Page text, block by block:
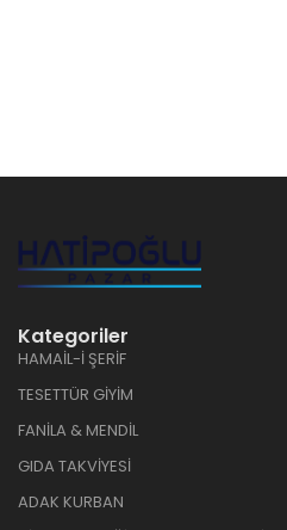
Kategoriler
HAMAİL-İ ŞERİF
TESETTÜR GİYİM
FANİLA & MENDİL
GIDA TAKVİYESİ
ADAK KURBAN